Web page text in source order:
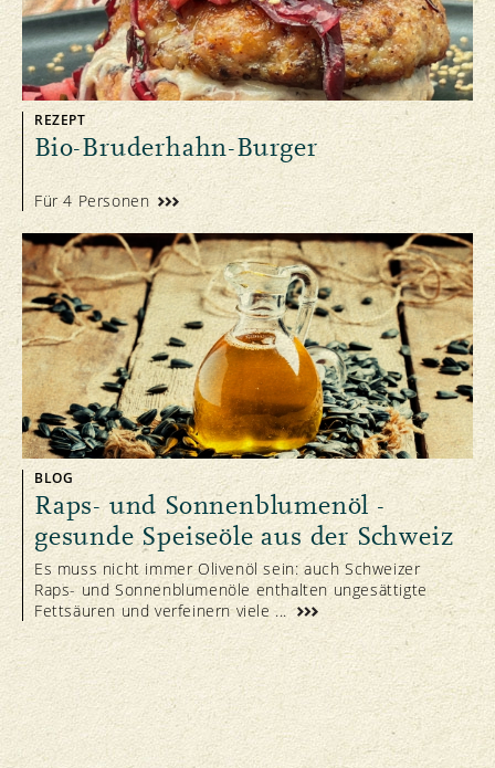
REZEPT
Bio-Bruderhahn-Burger
Für 4 Personen
BLOG
Raps- und Sonnenblumenöl -
gesunde Speiseöle aus der Schweiz
Es muss nicht immer Olivenöl sein: auch Schweizer
Raps- und Sonnenblumenöle enthalten ungesättigte
Fettsäuren und verfeinern viele ...